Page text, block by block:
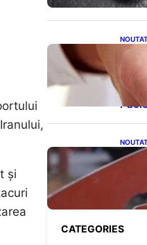
și
Ce
CATEGORIES